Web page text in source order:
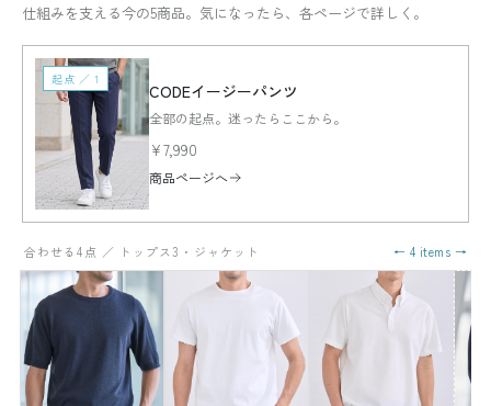
仕組みを支える今の5商品。気になったら、各ページで詳しく。
起点 ／ 1
CODEイージーパンツ
全部の起点。迷ったらここから。
¥7,990
商品ページへ
合わせる4点 ／ トップス3・ジャケット ← 4 items →